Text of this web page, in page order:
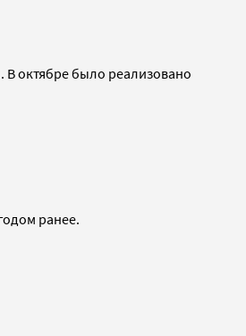
В октябре было реализовано
ранее.